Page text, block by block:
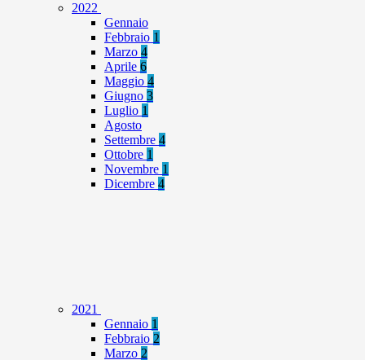
2022
Gennaio
Febbraio 1
Marzo 4
Aprile 6
Maggio 4
Giugno 3
Luglio 1
Agosto
Settembre 4
Ottobre 1
Novembre 1
Dicembre 4
2021
Gennaio 1
Febbraio 2
Marzo 2